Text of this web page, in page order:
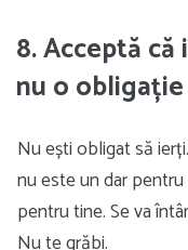
8. Acceptă
nu o obligație
Nu ești obligat să
nu este un dar
pentru tine. Se va